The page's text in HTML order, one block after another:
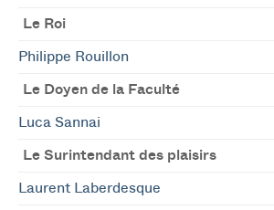
Le Roi
Philippe Rouillon
Le Doyen de la Faculté
Luca Sannai
Le Surintendant des plaisirs
Laurent Laberdesque